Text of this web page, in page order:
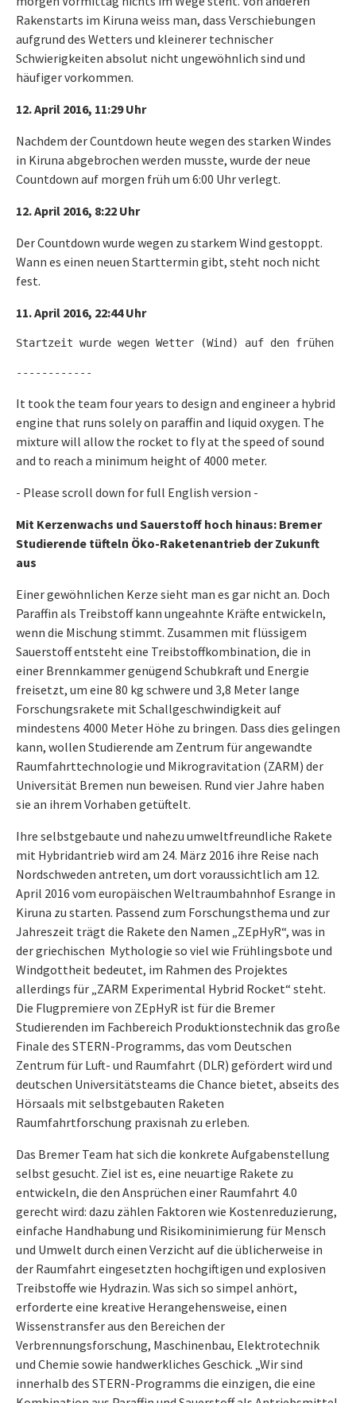
Rakenstarts im Kiruna weiss man, dass Verschiebungen
aufgrund des Wetters und kleinerer technischer
Schwierigkeiten absolut nicht ungewöhnlich sind und
häufiger vorkommen.
12. April 2016, 11:29 Uhr
Nachdem der Countdown heute wegen des starken Windes
in Kiruna abgebrochen werden musste, wurde der neue
Countdown auf morgen früh um 6:00 Uhr verlegt.
12. April 2016, 8:22 Uhr
Der Countdown wurde wegen zu starkem Wind gestoppt.
Wann es einen neuen Starttermin gibt, steht noch nicht
fest.
11. April 2016, 22:44 Uhr
Startzeit wurde wegen Wetter (Wind) auf den frühen
------------
It took the team four years to design and engineer a hybrid
engine that runs solely on paraffin and liquid oxygen. The
mixture will allow the rocket to fly at the speed of sound
and to reach a minimum height of 4000 meter.
- Please scroll down for full English version -
Mit Kerzenwachs und Sauerstoff hoch hinaus: Bremer
Studierende tüfteln Öko-Raketenantrieb der Zukunft
aus
Einer gewöhnlichen Kerze sieht man es gar nicht an. Doch
Paraffin als Treibstoff kann ungeahnte Kräfte entwickeln,
wenn die Mischung stimmt. Zusammen mit flüssigem
Sauerstoff entsteht eine Treibstoffkombination, die in
einer Brennkammer genügend Schubkraft und Energie
freisetzt, um eine 80 kg schwere und 3,8 Meter lange
Forschungsrakete mit Schallgeschwindigkeit auf
mindestens 4000 Meter Höhe zu bringen. Dass dies gelingen
kann, wollen Studierende am Zentrum für angewandte
Raumfahrttechnologie und Mikrogravitation (ZARM) der
Universität Bremen nun beweisen. Rund vier Jahre haben
sie an ihrem Vorhaben getüftelt.
Ihre selbstgebaute und nahezu umweltfreundliche Rakete
mit Hybridantrieb wird am 24. März 2016 ihre Reise nach
Nordschweden antreten, um dort voraussichtlich am 12.
April 2016 vom europäischen Weltraumbahnhof Esrange in
Kiruna zu starten. Passend zum Forschungsthema und zur
Jahreszeit trägt die Rakete den Namen „ZEpHyR“, was in
der griechischen Mythologie so viel wie Frühlingsbote und
Windgottheit bedeutet, im Rahmen des Projektes
allerdings für „ZARM Experimental Hybrid Rocket“ steht.
Die Flugpremiere von ZEpHyR ist für die Bremer
Studierenden im Fachbereich Produktionstechnik das große
Finale des STERN-Programms, das vom Deutschen
Zentrum für Luft- und Raumfahrt (DLR) gefördert wird und
deutschen Universitätsteams die Chance bietet, abseits des
Hörsaals mit selbstgebauten Raketen
Raumfahrtforschung praxisnah zu erleben.
Das Bremer Team hat sich die konkrete Aufgabenstellung
selbst gesucht. Ziel ist es, eine neuartige Rakete zu
entwickeln, die den Ansprüchen einer Raumfahrt 4.0
gerecht wird: dazu zählen Faktoren wie Kostenreduzierung,
einfache Handhabung und Risikominimierung für Mensch
und Umwelt durch einen Verzicht auf die üblicherweise in
der Raumfahrt eingesetzten hochgiftigen und explosiven
Treibstoffe wie Hydrazin. Was sich so simpel anhört,
erforderte eine kreative Herangehensweise, einen
Wissenstransfer aus den Bereichen der
Verbrennungsforschung, Maschinenbau, Elektrotechnik
und Chemie sowie handwerkliches Geschick. „Wir sind
innerhalb des STERN-Programms die einzigen, die eine